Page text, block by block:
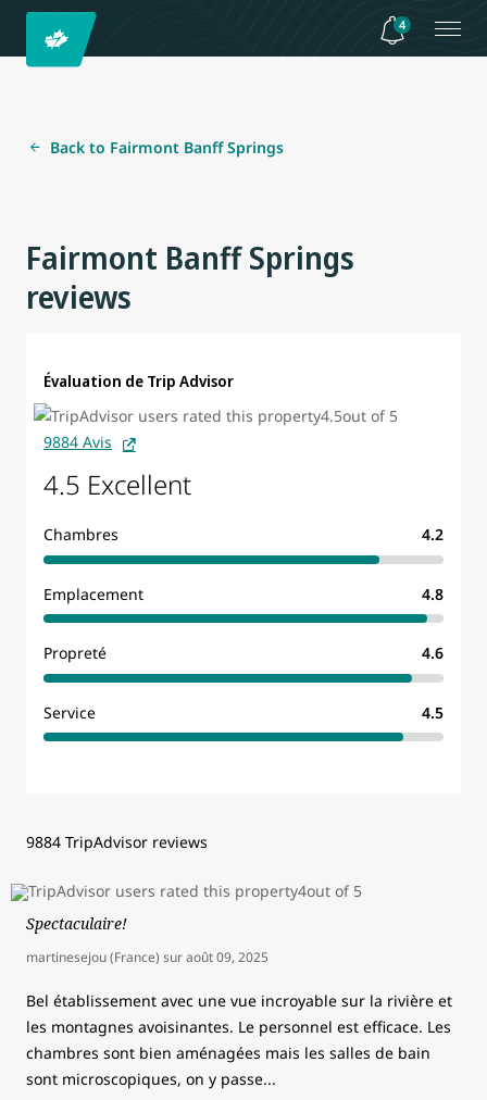
4
Back to Fairmont Banff Springs
Fairmont Banff Springs
reviews
Évaluation de Trip Advisor
9884 Avis
4.5 Excellent
Chambres 4.2
Emplacement 4.8
Propreté 4.6
Service 4.5
9884 TripAdvisor reviews
Spectaculaire!
martinesejou (France) suraoût 09, 2025
Bel établissement avec une vue incroyable sur la rivière et
les montagnes avoisinantes. Le personnel est efficace. Les
chambres sont bien aménagées mais les salles de bain
sont microscopiques, on y passe...